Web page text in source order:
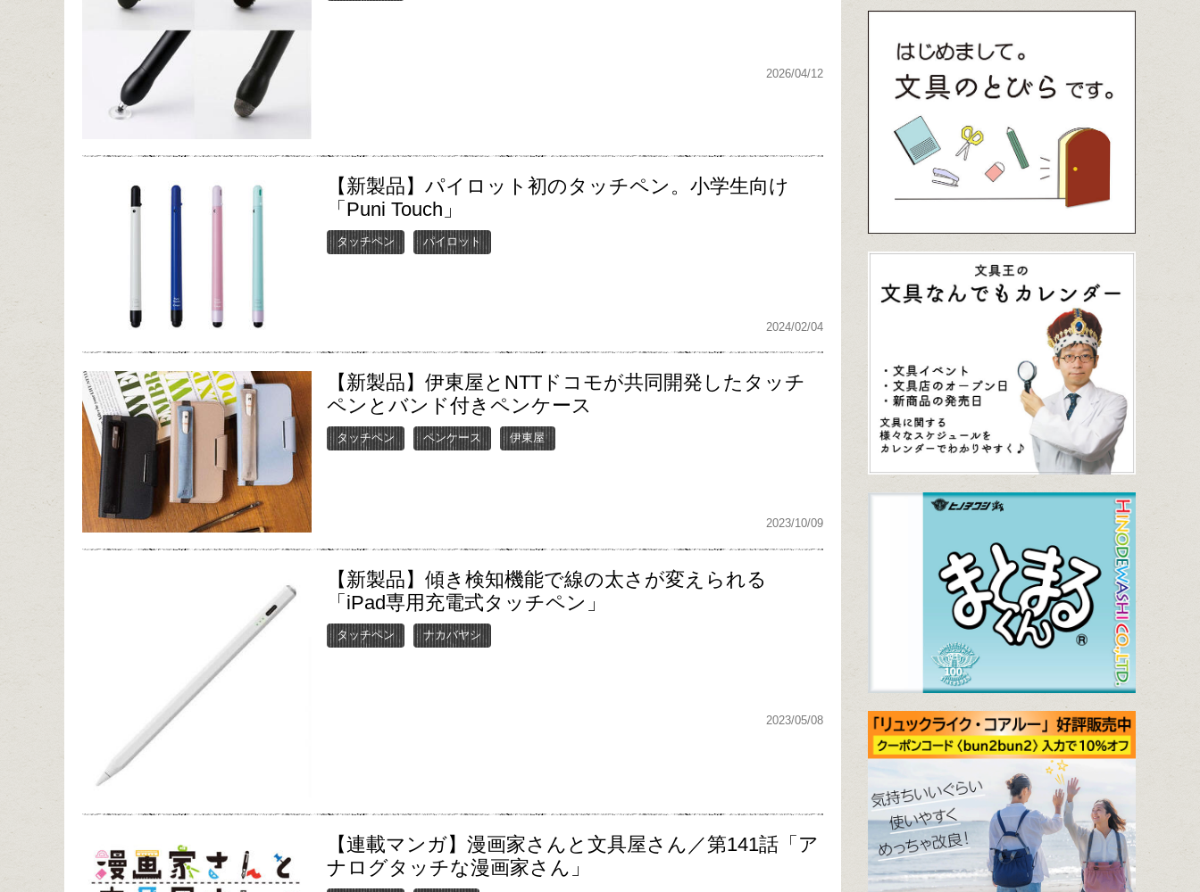
2026/04/12
【新製品】パイロット初のタッチペン。小学生向け
「Puni Touch」
タッチペン パイロット
2024/02/04
【新製品】伊東屋とNTTドコモが共同開発したタッチ
ペンとバンド付きペンケース
タッチペン ペンケース 伊東屋
2023/10/09
【新製品】傾き検知機能で線の太さが変えられる
「iPad専用充電式タッチペン」
タッチペン ナカバヤシ
2023/05/08
【連載マンガ】漫画家さんと文具屋さん／第141話「ア
ナログタッチな漫画家さん」